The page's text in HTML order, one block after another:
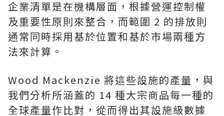
企業清單是在機構層面，根據營運控制權
及重要性原則來整合，而範圍 2 的排放則
通常同時採用基於位置和基於市場兩種方
法來計算。
Wood Mackenzie 將這些設施的產量，與
我們分析所涵蓋的 14 種大宗商品每一種的
全球產量作比對，從而得出其設施級數據